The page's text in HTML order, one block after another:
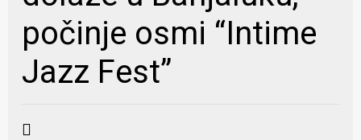
počinje osmi “Intime
Jazz Fest”